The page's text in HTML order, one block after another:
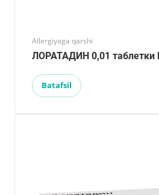
Allergiyaga qarshi
ЛОРАТАДИН 0,01 таблетки
Batafsil